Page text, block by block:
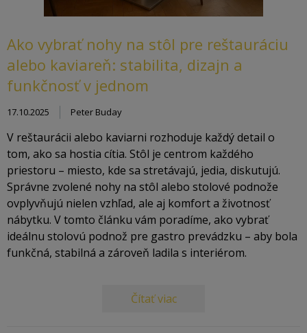
Ako vybrať nohy na stôl pre reštauráciu
alebo kaviareň: stabilita, dizajn a
funkčnosť v jednom
17.10.2025 Peter Buday
V reštaurácii alebo kaviarni rozhoduje každý detail o
tom, ako sa hostia cítia. Stôl je centrom každého
priestoru – miesto, kde sa stretávajú, jedia, diskutujú.
Správne zvolené nohy na stôl alebo stolové podnože
ovplyvňujú nielen vzhľad, ale aj komfort a životnosť
nábytku. V tomto článku vám poradíme, ako vybrať
ideálnu stolovú podnož pre gastro prevádzku – aby bola
funkčná, stabilná a zároveň ladila s interiérom.
Čítať viac